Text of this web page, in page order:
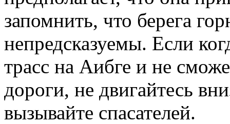
запомнить, что берега
непредсказуемы. Если
трасс на Аибге и не
дороги, не двигайтесь
вызывайте спасателей.